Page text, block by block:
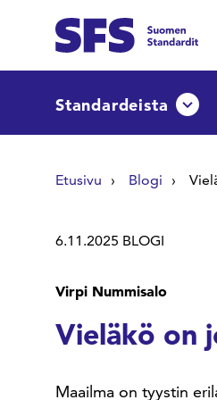
Standardeista Avaa
Etusivu Blogi
6.11.2025 BLOGI
Virpi Nummisalo
Vieläkö on
Maailma on tyystin